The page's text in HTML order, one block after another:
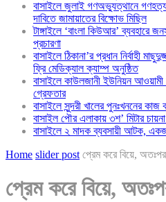
বাসাইলে জুলাই গণঅভ্যুত্থানে
দাবিতে জামায়াতের বিক্ষোভ মিছিল
টাঙ্গাইলে ‘বাংলা কিউআর’ ব্যবহারে
প্রচারণা
বাসাইলে ঠিকানা’র প্রধান নির্বাহী
ফ্রি মেডিক্যাল ক্যাম্প অনুষ্ঠিত
বাসাইলে কাউলজানী ইউনিয়ন
গ্রেফতার
বাসাইলে সুন্দরী খালের পুনঃখননের
বাসাইল পৌর এলাকায় ৩শ’ মিটার
বাসাইলে ২ মাদক ব্যবসায়ী আটক,
Home slider post প্রেম করে বিয়ে,
প্রেম করে বিয়ে,